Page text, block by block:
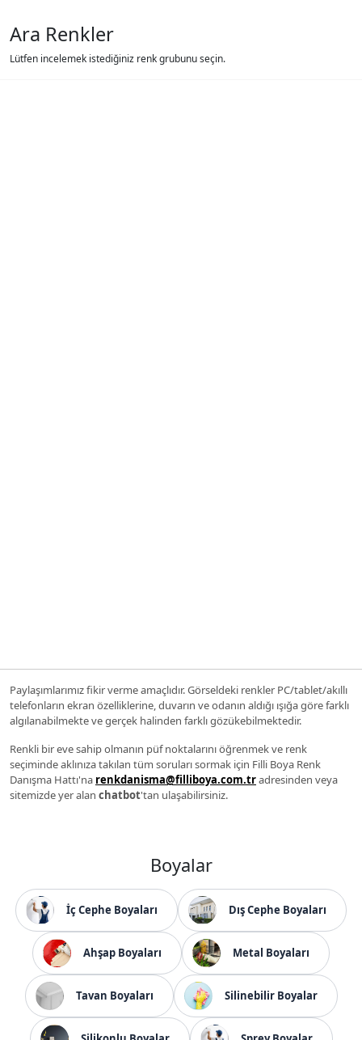
Ara Renkler
Lütfen incelemek istediğiniz renk grubunu seçin.
Paylaşımlarımız fikir verme amaçlıdır. Görseldeki renkler PC/tablet/akıllı
telefonların ekran özelliklerine, duvarın ve odanın aldığı ışığa göre farklı
algılanabilmekte ve gerçek halinden farklı gözükebilmektedir.
Renkli bir eve sahip olmanın püf noktalarını öğrenmek ve renk
seçiminde aklınıza takılan tüm soruları sormak için Filli Boya Renk
Danışma Hattı'na renkdanisma@filliboya.com.tradresinden veya
sitemizde yer alan chatbot'tan ulaşabilirsiniz.
Boyalar
İç Cephe Boyaları Dış Cephe Boyaları
Ahşap Boyaları Metal Boyaları
Tavan Boyaları Silinebilir Boyalar